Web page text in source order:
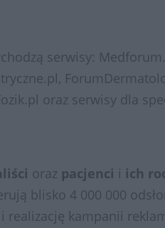
serwisy:
oraz serwisy dla
oraz pacjenci i ich
blisko 4 000 000
kampanii